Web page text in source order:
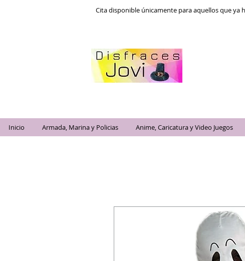
Cita disponible únicamente para aquellos que
Inicio Armada, Marina y Policias Anime, Caricatura y Video Juegos